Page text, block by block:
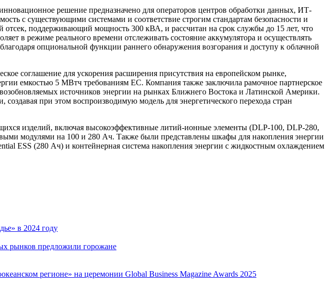
решение предназначено для операторов центров обработки данных, ИТ-
с существующими системами и соответствие строгим стандартам безопасности и
поддерживающий мощность 300 кВА, и рассчитан на срок службы до 15 лет, что
в режиме реального времени отслеживать состояние аккумулятора и осуществлять
опциональной функции раннего обнаружения возгорания и доступу к облачной
соглашение для ускорения расширения присутствия на европейском рынке,
емкостью 5 МВтч требованиям ЕС. Компания также заключила рамочное партнерское
источников энергии на рынках Ближнего Востока и Латинской Америки.
при этом воспроизводимую модель для энергетического перехода стран
изделий, включая высокоэффективные литий-ионные элементы (DLP-100, DLP-280,
модулями на 100 и 280 Ач. Также были представлены шкафы для накопления энергии
ESS (280 Ач) и контейнерная система накопления энергии с жидкостным охлаждением
в 2024 году
рынков предложили горожане
регионе» на церемонии Global Business Magazine Awards 2025